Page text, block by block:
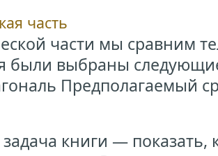
часть
части мы сравним
были выбраны
Предполагаемый
книги — показать,